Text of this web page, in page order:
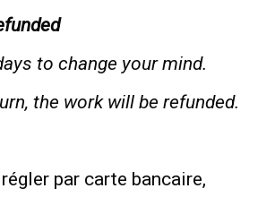
to change your mind.
the work will be refunded.
par carte bancaire,